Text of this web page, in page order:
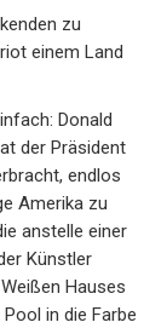
zu
einem Land
Donald
der Präsident
endlos
Amerika zu
anstelle einer
Künstler
Hauses
in die Farbe